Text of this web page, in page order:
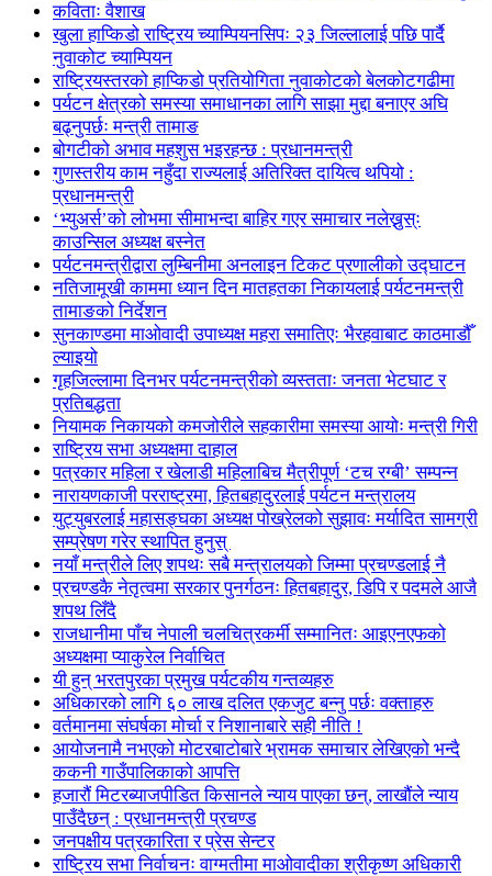
कविताः वैशाख
खुला हाप्किडो राष्ट्रिय च्याम्पियनसिपः २३ जिल्लालाई पछि पार्दै
नुवाकोट च्याम्पियन
राष्ट्रियस्तरको हाप्किडो प्रतियोगिता नुवाकोटको बेलकोटगढीमा
पर्यटन क्षेत्रको समस्या समाधानका लागि साझा मुद्दा बनाएर अघि
बढ्नुपर्छः मन्त्री तामाङ
बोगटीको अभाव महशुस भइरहन्छ : प्रधानमन्त्री
गुणस्तरीय काम नहुँदा राज्यलाई अतिरिक्त दायित्व थपियो :
प्रधानमन्त्री
‘भ्युअर्स’को लोभमा सीमाभन्दा बाहिर गएर समाचार नलेख्नुस्ः
काउन्सिल अध्यक्ष बस्नेत
पर्यटनमन्त्रीद्वारा लुम्बिनीमा अनलाइन टिकट प्रणालीको उद्घाटन
नतिजामूखी काममा ध्यान दिन मातहतका निकायलाई पर्यटनमन्त्री
तामाङको निर्देशन
सुनकाण्डमा मा‌ओवादी उपाध्यक्ष महरा समातिएः भैरहवाबाट काठमाडौँ
ल्याइयो
गृहजिल्लामा दिनभर पर्यटनमन्त्रीको व्यस्तताः जनता भेटघाट र
प्रतिबद्धता
नियामक निकायको कमजोरीले सहकारीमा समस्या आयोः मन्त्री गिरी
राष्ट्रिय सभा अध्यक्षमा दाहाल
पत्रकार महिला र खेलाडी महिलाबिच मैत्रीपूर्ण ‘टच रग्बी’ सम्पन्न
नारायणकाजी परराष्ट्रमा, हितबहादुरलाई पर्यटन मन्त्रालय
युट्युबरलाई महासङ्घका अध्यक्ष पोख्रेलको सुझावः मर्यादित सामग्री
सम्प्रेषण गरेर स्थापित हुनुस्
नयाँ मन्त्रीले लिए शपथः सबै मन्त्रालयको जिम्मा प्रचण्डलाई नै
प्रचण्डकै नेतृत्वमा सरकार पुनर्गठनः हितबहादुर, डिपि र पदमले आजै
शपथ लिँदै
राजधानीमा पाँच नेपाली चलचित्रकर्मी सम्मानितः आइएनएफको
अध्यक्षमा प्याकुरेल निर्वाचित
यी हुन् भरतपुरका प्रमुख पर्यटकीय गन्तव्यहरु
अधिकारको लागि ६० लाख दलित एकजुट बन्नु पर्छः वक्ताहरु
वर्तमानमा संघर्षका मोर्चा र निशानाबारे सही नीति !
आयोजनामै नभएको मोटरबाटोबारे भ्रामक समाचार लेखिएको भन्दै
ककनी गाउँपालिकाको आपत्ति
हजारौं मिटरब्याजपीडित किसानले न्याय पाएका छन्, लाखौंले न्याय
पाउँदैछन् : प्रधानमन्त्री प्रचण्ड
जनपक्षीय पत्रकारिता र प्रेस सेन्टर
राष्ट्रिय सभा निर्वाचनः वाग्मतीमा माओवादीका श्रीकृष्ण अधिकारी